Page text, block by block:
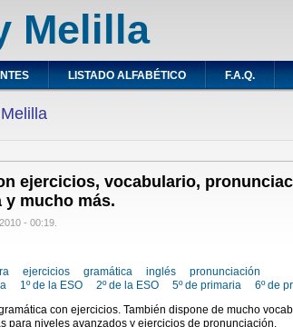
Melilla
LISTADO ALFABÉTICO F.A.Q.
ejercicios, vocabulario,
mucho más.
- 00:19.
ejercicios gramática inglés
pronunciación
1º de la ESO 2º de la ESO 5º de primaria
6º de
con ejercicios. También dispone de mucho
para niveles avanzados y ejercicios de pronunciación.